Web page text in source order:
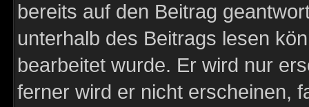
bereits auf den Beitrag
unterhalb des Beitrags lesen
bearbeitet wurde. Er wird nur
ferner wird er nicht erscheinen,